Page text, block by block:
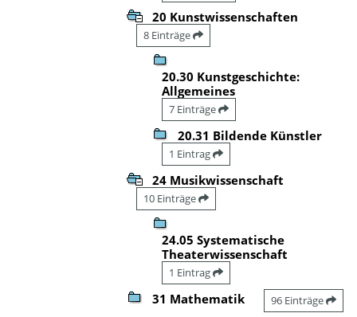
20 Kunstwissenschaften
8 Einträge
20.30 Kunstgeschichte:
Allgemeines
7 Einträge
20.31 Bildende Künstler
1 Eintrag
24 Musikwissenschaft
10 Einträge
24.05 Systematische
Theaterwissenschaft
1 Eintrag
31 Mathematik 96 Einträge